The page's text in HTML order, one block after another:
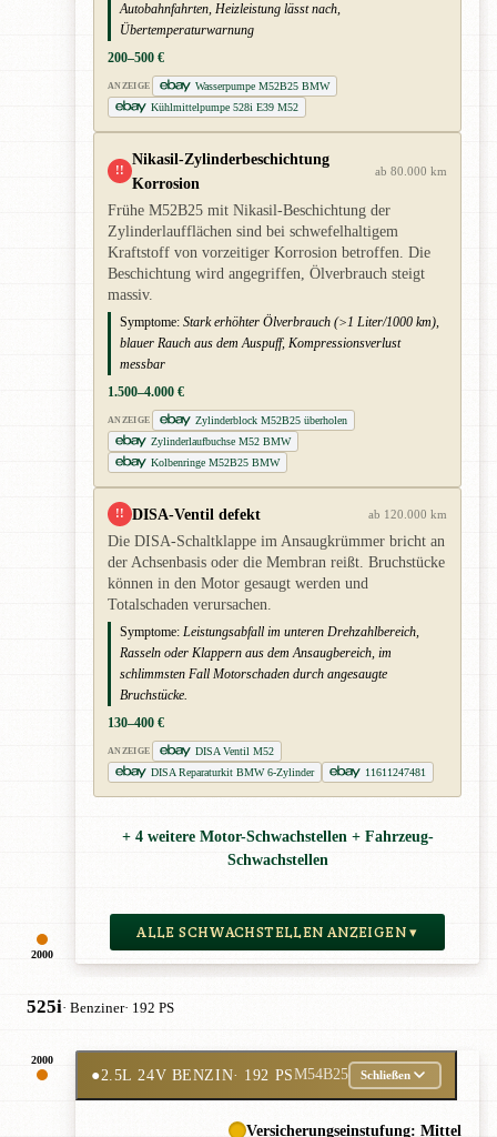
2000
Autobahnfahrten, Heizleistung lässt nach,
Übertemperaturwarnung
200–500 €
ANZEIGE
Wasserpumpe M52B25 BMW
Kühlmittelpumpe 528i E39 M52
!!
Nikasil-Zylinderbeschichtung
Korrosion
ab 80.000 km
Frühe M52B25 mit Nikasil-Beschichtung der
Zylinderlaufflächen sind bei schwefelhaltigem
Kraftstoff von vorzeitiger Korrosion betroffen. Die
Beschichtung wird angegriffen, Ölverbrauch steigt
massiv.
Symptome: Stark erhöhter Ölverbrauch (>1 Liter/1000 km),
blauer Rauch aus dem Auspuff, Kompressionsverlust
messbar
1.500–4.000 €
ANZEIGE
Zylinderblock M52B25 überholen
Zylinderlaufbuchse M52 BMW
Kolbenringe M52B25 BMW
!! DISA-Ventil defekt ab 120.000 km
Die DISA-Schaltklappe im Ansaugkrümmer bricht an
der Achsenbasis oder die Membran reißt. Bruchstücke
können in den Motor gesaugt werden und
Totalschaden verursachen.
Symptome: Leistungsabfall im unteren Drehzahlbereich,
Rasseln oder Klappern aus dem Ansaugbereich, im
schlimmsten Fall Motorschaden durch angesaugte
Bruchstücke.
130–400 €
ANZEIGE
DISA Ventil M52
DISA Reparaturkit BMW 6-Zylinder
11611247481
+ 4 weitere Motor-Schwachstellen + Fahrzeug-
Schwachstellen
ALLE SCHWACHSTELLEN ANZEIGEN ▾
525i· Benziner· 192 PS
2000
●2.5L 24V BENZIN· 192 PSM54B25 Schließen
Versicherungseinstufung: Mittel